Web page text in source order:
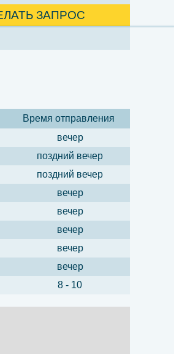
ЗАПРОС
Время отправления
вечер
поздний вечер
поздний вечер
вечер
вечер
вечер
вечер
вечер
8 - 10